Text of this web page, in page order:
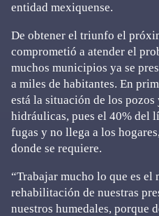
entidad mexiquense.
De obtener el triunfo el
comprometió a atender el
muchos municipios ya se
a miles de habitantes. En
está la situación de los
hidráulicas, pues el 40% del
fugas y no llega a los
donde se requiere.
“Trabajar mucho lo que es el
rehabilitación de nuestras
nuestros humedales, porque